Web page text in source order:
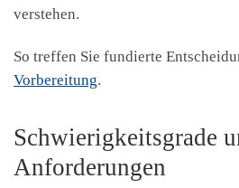
verstehen.
So treffen Sie fundierte
Vorbereitung.
Schwierigkeitsgrade
Anforderungen